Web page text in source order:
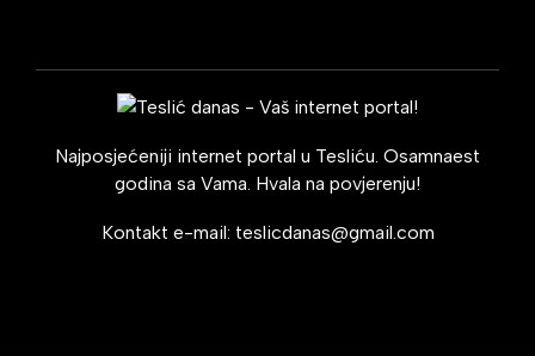
Najposjećeniji internet portal u Tesliću. Osamnaest
godina sa Vama. Hvala na povjerenju!
Kontakt e-mail: teslicdanas@gmail.com